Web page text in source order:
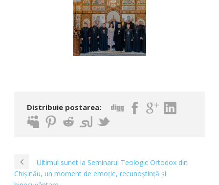
Distribuie postarea:
Ultimul sunet la Seminarul Teologic Ortodox din
Chișinău, un moment de emoție, recunoștință și